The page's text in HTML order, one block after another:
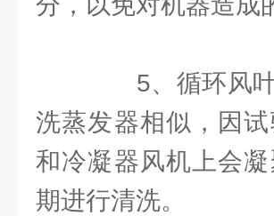
5、循环风叶
洗蒸发器相似，因
和冷凝器风机上会
期进行清洗。